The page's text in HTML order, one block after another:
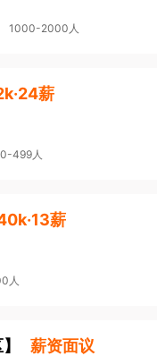
1000-2000人
薪
499人
薪
人
】 薪资面议